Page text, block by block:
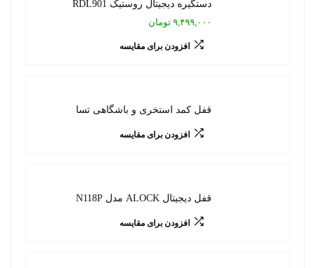
دستگیره دیجیتال روستیک RDL901
۹,۴۹۹,۰۰۰ تومان
افزودن برای مقایسه
قفل کمد استخری و باشگاهی تسا
افزودن برای مقایسه
قفل دیجیتال ALOCK مدل N118P
افزودن برای مقایسه